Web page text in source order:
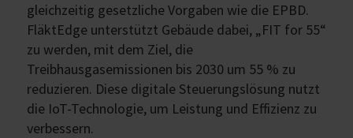
gleichzeitig gesetzliche Vorgaben wie die EPBD.
FläktEdge unterstützt Gebäude dabei, „FIT for 55“
zu werden, mit dem Ziel, die
Treibhausgasemissionen bis 2030 um 55 % zu
reduzieren. Diese digitale Steuerungslösung nutzt
die IoT-Technologie, um Leistung und Effizienz zu
verbessern.